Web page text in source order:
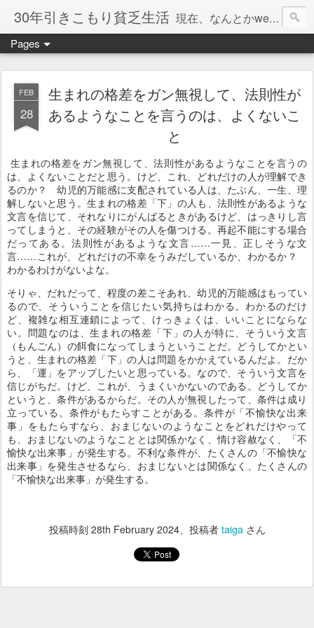
30年引きこもり貧乏生活 現在、なんとかweb系の仕事で食べています。このブログで扱う問題は「この世とはなにか」「人生とはなにか」「人間とはなにか」「強迫神経症の原因と解決法」「うつ病の原因と寄り添う方法」「家族の問題」などについてです。
Pages
FEB
28
生まれの格差をガン無視して、法則性が
あるようなことを言うのは、よくないこ
と
生まれの格差をガン無視して、法則性があるようなことを言うの
は、よくないことだと思う。けど、これ、どれだけの人が理解でき
るのか？ 幼児的万能感に支配されている人は、たぶん、一生、理
解しないと思う。生まれの格差「下」の人も、法則性があるような
文言を信じて、それなりにがんばるときがあるけど、はっきりし言
ってしまうと、その経験がその人を傷つける。再起不能にする場合
だってある。法則性があるような文言……一見、正しそうな文
言……これが、どれだけの不幸をうみだしているか、わかるか？
わかるわけがないよな。
そりゃ、だれだって、程度の差こそあれ、幼児的万能感はもってい
るので、そういうことを信じたい気持ちはわかる。わかるのだけ
ど、複雑な相互連鎖によって、けっきょくは、いいことにならな
い。問題なのは、生まれの格差「下」の人が特に、そういう文言
（もんごん）の餌食になってしまうということだ。どうしてかとい
うと、生まれの格差「下」の人は問題をかかえているんだよ。だか
ら、「運」をアップしたいと思っている。なので、そういう文言を
信じがちだ。けど、これが、うまくいかないのである。どうしてか
というと、条件があるからだ。その人が無視したって、条件は成り
立っている。条件がもたらすことがある。条件が「不愉快な出来
事」をもたらすなら、おまじないのようなことをどれだけやって
も、おまじないのようなこととは関係かなく、情け容赦なく、「不
愉快な出来事」が発生する。不利な条件が、たくさんの「不愉快な
出来事」を発生させるなら、おまじないとは関係なく、たくさんの
「不愉快な出来事」が発生する。
投稿時刻 28th February 2024、投稿者 taigaさん